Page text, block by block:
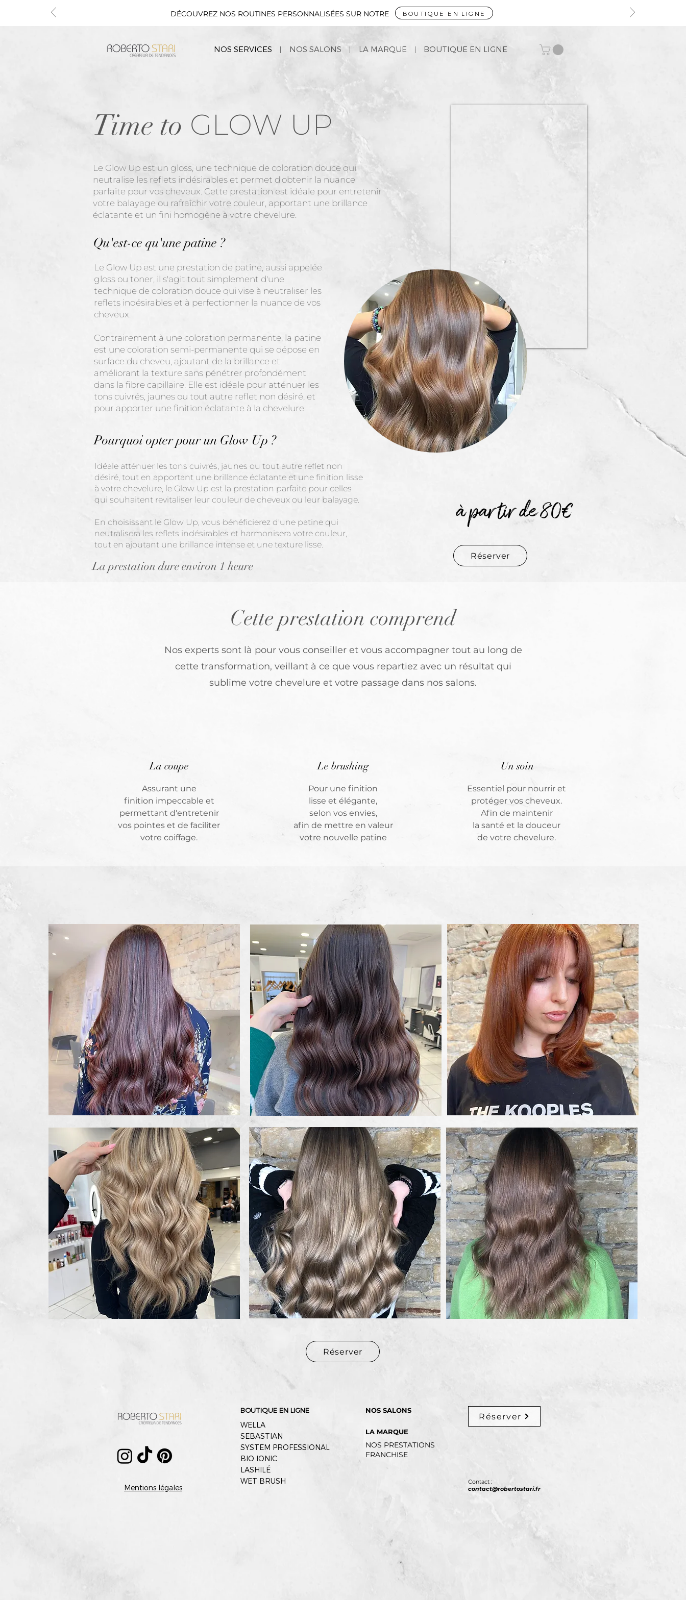
DÉCOUVREZ NOS ROUTINES PERSONNALISÉES SUR NOTRE BOUTIQUE EN LIGNE
NOS SERVICES NOS SALONS LA MARQUE BOUTIQUE EN LIGNE
Time to GLOW UP
Le Glow Up est un gloss, une technique de coloration douce qui
neutralise les reflets indésirables et permet d'obtenir la nuance
parfaite pour vos cheveux. Cette prestation est idéale pour entretenir
votre balayage ou rafraîchir votre couleur, apportant une brillance
éclatante et un fini homogène à votre chevelure.
Qu'est-ce qu'une patine ?
Le Glow Up est une prestation de patine, aussi appelée
gloss ou toner, il s'agit tout simplement d'une
technique de coloration douce qui vise à neutraliser les
reflets indésirables et à perfectionner la nuance de vos
cheveux.
Contrairement à une coloration permanente, la patine
est une coloration semi-permanente qui se dépose en
surface du cheveu, ajoutant de la brillance et
améliorant la texture sans pénétrer profondément
dans la fibre capillaire. Elle est idéale pour atténuer les
tons cuivrés, jaunes ou tout autre reflet non désiré, et
pour apporter une finition éclatante à la chevelure.
Pourquoi opter pour un Glow Up ?
Idéale atténuer les tons cuivrés, jaunes ou tout autre reflet non
désiré, tout en apportant une brillance éclatante et une finition lisse
à votre chevelure, l e Glow Up est la prestation parfaite pour celles
qui souhaitent revitaliser leur couleur de cheveux ou leur balayage.
En choisissant le Glow Up, vous bénéficierez d'une patine qui
neutralisera les reflets indésirables et harmonisera votre couleur,
tout en ajoutant une brillance intense et une texture lisse.
La prestation dure environ 1 heure
à partir de 80€
Réserver
Cette prestation comprend
Nos experts sont là pour vous conseiller et vous accompagner tout au long de
cette transformation, veillant à ce que vous repartiez avec un résultat qui
sublime votre chevelure et votre passage dans nos salons.
La coupe
Assurant une
finition impeccable et
permettant d'entretenir
vos pointes et de faciliter
votre coiffage.
Le brushing
Pour une finition
lisse et élégante,
selon vos envies,
afin de mettre en valeur
votre nouvelle patine
Un soin
Essentiel pour nourrir et
protéger vos cheveux.
Afin de maintenir
la santé et la douceur
de votre chevelure.
Réserver
Mentions légales
BOUTIQUE EN LIGNE
WELLA
SEBASTIAN
SYSTEM PROFESSIONAL
BIO IONIC
LASHILÉ
WET BRUSH
NOS SALONS
LA MARQUE
NOS PRESTATIONS
​FRANCHISE
Réserver
Contact :
contact@robertostari.fr